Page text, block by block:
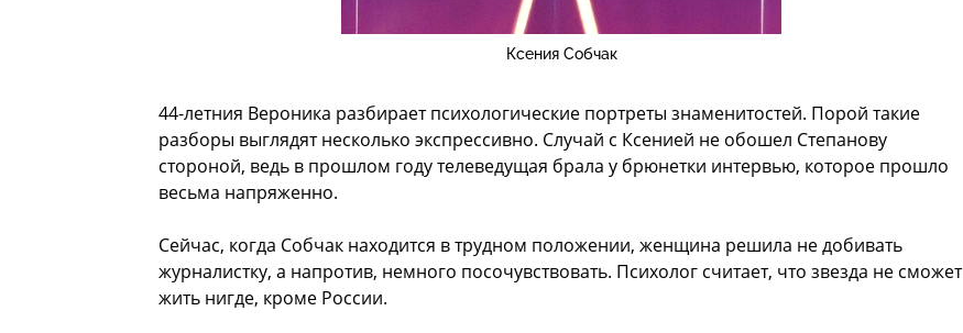
Ксения Собчак
44-летния Вероника разбирает психологические портреты знаменитостей. Порой такие
разборы выглядят несколько экспрессивно. Случай с Ксенией не обошел Степанову
стороной, ведь в прошлом году телеведущая брала у брюнетки интервью, которое прошло
весьма напряженно.
Сейчас, когда Собчак находится в трудном положении, женщина решила не добивать
журналистку, а напротив, немного посочувствовать. Психолог считает, что звезда не сможет
жить нигде, кроме России.